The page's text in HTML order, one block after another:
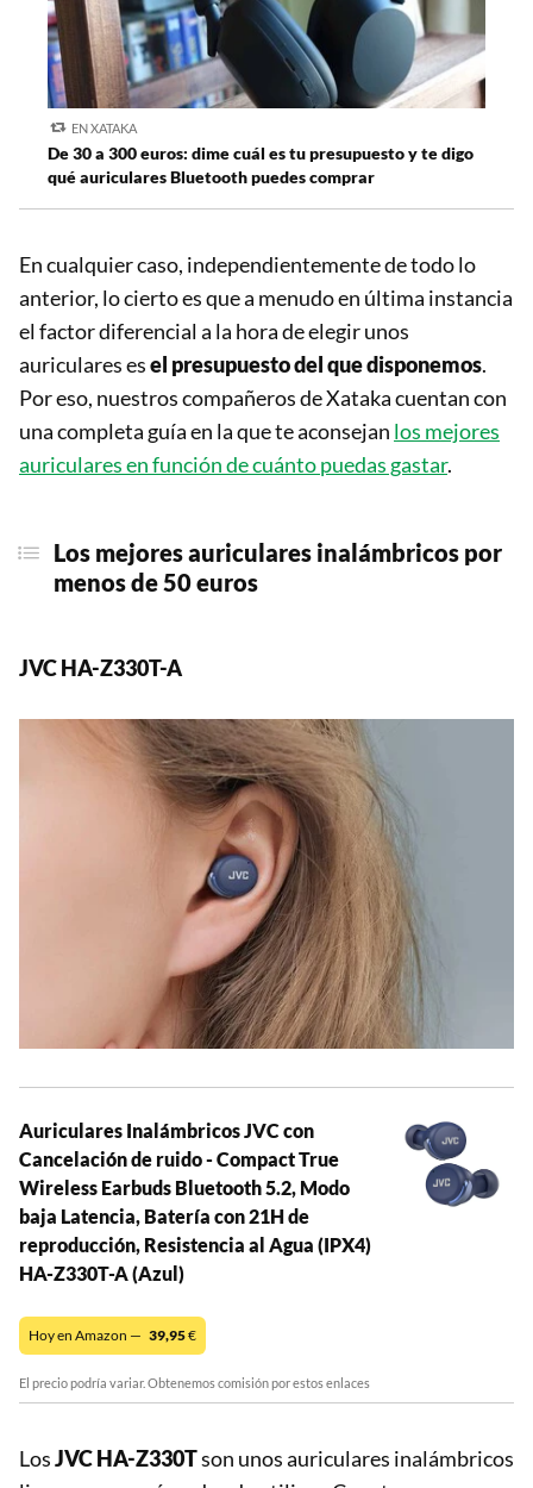
EN XATAKA
De 30 a 300 euros: dime cuál es tu presupuesto y te digo
qué auriculares Bluetooth puedes comprar
En cualquier caso, independientemente de todo lo
anterior, lo cierto es que a menudo en última instancia
el factor diferencial a la hora de elegir unos
auriculares esel presupuesto del que disponemos.
Por eso, nuestros compañeros de Xataka cuentan con
una completa guía en la que te aconsejan los mejores
auriculares en función de cuánto puedas gastar.
Los mejores auriculares inalámbricos por
menos de 50 euros
JVC HA-Z330T-A
Auriculares Inalámbricos JVC con
Cancelación de ruido - Compact True
Wireless Earbuds Bluetooth 5.2, Modo
baja Latencia, Batería con 21H de
reproducción, Resistencia al Agua (IPX4)
HA-Z330T-A (Azul)
Hoy en Amazon — 39,95€
El precio podría variar. Obtenemos comisión por estos enlaces
LosJVC HA-Z330Tson unos auriculares inalámbricos